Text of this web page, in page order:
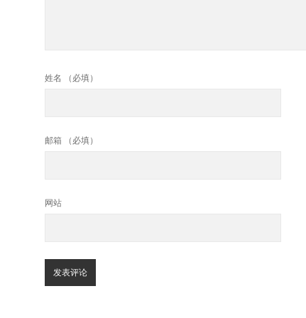
姓名 （必填）
邮箱 （必填）
网站